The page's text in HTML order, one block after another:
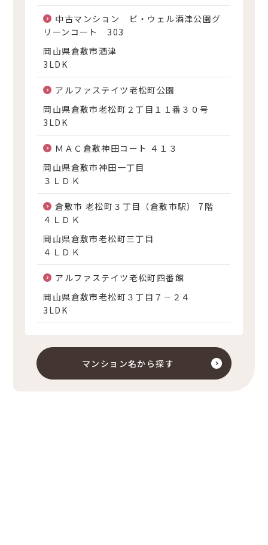
中古マンション ビ・ウェル酒津公園グ
リーンコート 303
岡山県倉敷市酒津
3LDK
アルファステイツ老松町公園
岡山県倉敷市老松町２丁目１１番３０号
3LDK
ＭＡＣ倉敷神田コート ４１３
岡山県倉敷市神田一丁目
３ＬＤＫ
倉敷市 老松町３丁目（倉敷市駅） 7階
４ＬＤＫ
岡山県倉敷市老松町三丁目
４ＬＤＫ
アルファステイツ老松町四番館
岡山県倉敷市老松町３丁目７－２４
3LDK
マンション名から探す